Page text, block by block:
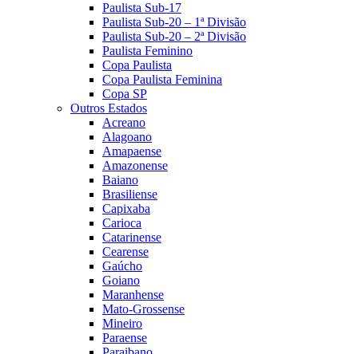
Paulista Sub-17
Paulista Sub-20 – 1ª Divisão
Paulista Sub-20 – 2ª Divisão
Paulista Feminino
Copa Paulista
Copa Paulista Feminina
Copa SP
Outros Estados
Acreano
Alagoano
Amapaense
Amazonense
Baiano
Brasiliense
Capixaba
Carioca
Catarinense
Cearense
Gaúcho
Goiano
Maranhense
Mato-Grossense
Mineiro
Paraense